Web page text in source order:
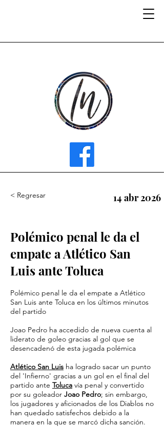
< Regresar 14 abr 2026
Polémico penal le da el
empate a Atlético San
Luis ante Toluca
Polémico penal le da el empate a Atlético
San Luis ante Toluca en los últimos minutos
del partido
Joao Pedro ha accedido de nueva cuenta al
liderato de goleo gracias al gol que se
desencadenó de esta jugada polémica
Atlético San Luis ha logrado sacar un punto
del 'Infierno' gracias a un gol en el final del
partido ante Toluca vía penal y convertido
por su goleador Joao Pedro; sin embargo,
los jugadores y aficionados de los Diablos no
han quedado satisfechos debido a la
manera en la que se marcó dicha sanción.